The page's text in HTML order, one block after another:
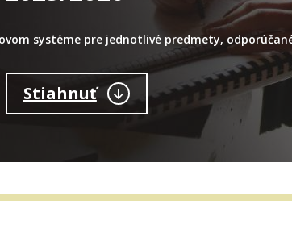
systéme pre jednotlivé predmety,
Stiahnuť